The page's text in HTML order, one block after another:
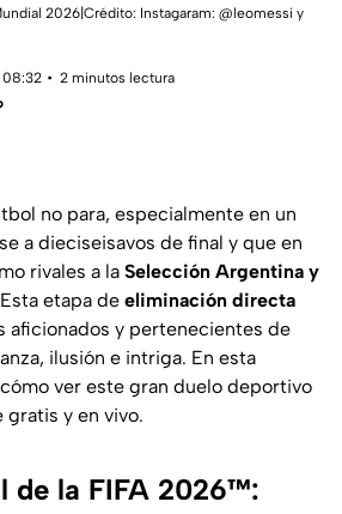
2026|Crédito: Instagaram: @leomessi y
08:32
2 minutos lectura
no para, especialmente en un
a dieciseisavos de final y que en
rivales a la Selección Argentina y
etapa de eliminación directa
aficionados y pertenecientes de
ilusión e intriga. En esta
ver este gran duelo deportivo
y en vivo.
de la FIFA 2026™: